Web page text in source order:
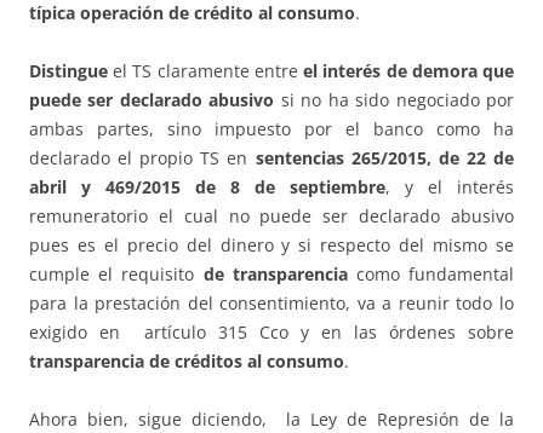
típica operación de crédito al consumo.
Distingue el TS claramente entreel interés de demora que
puede ser declarado abusivo si no ha sido negociado por
ambas partes, sino impuesto por el banco como ha
declarado el propio TS en sentencias 265/2015, de 22 de
abril y 469/2015 de 8 de septiembre, y el interés
remuneratorio el cual no puede ser declarado abusivo
pues es el precio del dinero y si respecto del mismo se
cumple el requisito de transparenciacomo fundamental
para la prestación del consentimiento, va a reunir todo lo
exigido en artículo 315 Cco y en las órdenes sobre
transparencia de créditos al consumo.
Ahora bien, sigue diciendo, la Ley de Represión de la